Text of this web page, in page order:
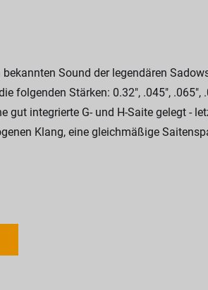
Sound der legendären
folgenden Stärken: 0.32", .045", .065",
integrierte G- und H-Saite gelegt -
Klang, eine gleichmäßige